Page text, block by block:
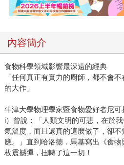
內容簡介
食物科學領域影響最深遠的經典
「任何真正有實力的廚師，都不會
的大作」
牛津大學物理學家暨食物愛好者尼
i）曾說：「人類文明的可悲，在於
氣溫度，而且還真的這麼做了，卻
應。」直到哈洛德．馬基寫出《食
枚震撼彈，扭轉了這一切！